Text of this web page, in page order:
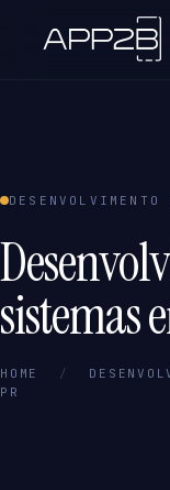
sistemas
HOME /
PR